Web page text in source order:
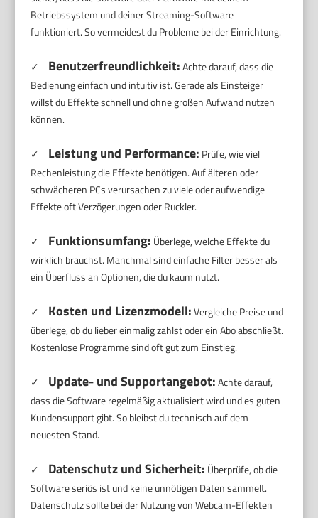
Betriebssystem und deiner Streaming-Software
funktioniert. So vermeidest du Probleme bei der Einrichtung.
✓ Benutzerfreundlichkeit:Achte darauf, dass die
Bedienung einfach und intuitiv ist. Gerade als Einsteiger
willst du Effekte schnell und ohne großen Aufwand nutzen
können.
✓ Leistung und Performance: Prüfe, wie viel
Rechenleistung die Effekte benötigen. Auf älteren oder
schwächeren PCs verursachen zu viele oder aufwendige
Effekte oft Verzögerungen oder Ruckler.
✓ Funktionsumfang: Überlege, welche Effekte du
wirklich brauchst. Manchmal sind einfache Filter besser als
ein Überfluss an Optionen, die du kaum nutzt.
✓ Kosten und Lizenzmodell:Vergleiche Preise und
überlege, ob du lieber einmalig zahlst oder ein Abo abschließt.
Kostenlose Programme sind oft gut zum Einstieg.
✓ Update- und Supportangebot:Achte darauf,
dass die Software regelmäßig aktualisiert wird und es guten
Kundensupport gibt. So bleibst du technisch auf dem
neuesten Stand.
✓ Datenschutz und Sicherheit: Überprüfe, ob die
Software seriös ist und keine unnötigen Daten sammelt.
Datenschutz sollte bei der Nutzung von Webcam-Effekten